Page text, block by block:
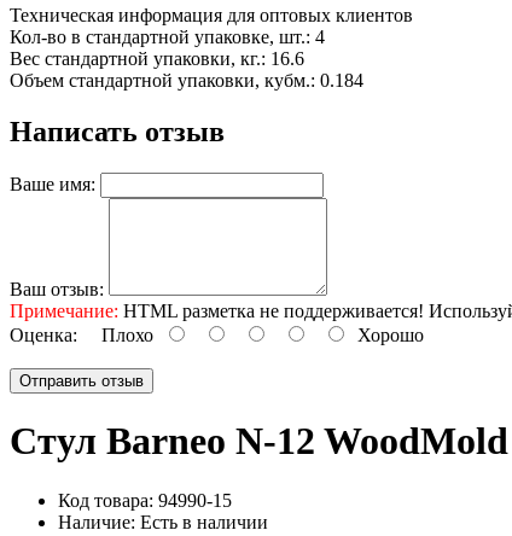
Техническая информация для оптовых клиентов
Кол-во в стандартной упаковке, шт.: 4
Вес стандартной упаковки, кг.: 16.6
Объем стандартной упаковки, кубм.: 0.184
Написать отзыв
Ваше имя:
Ваш отзыв:
Примечание: HTML разметка не поддерживается!
Оценка: Плохо Хорошо
Отправить отзыв
Стул Barneo N-12
Код товара: 94990-15
Наличие: Есть в наличии